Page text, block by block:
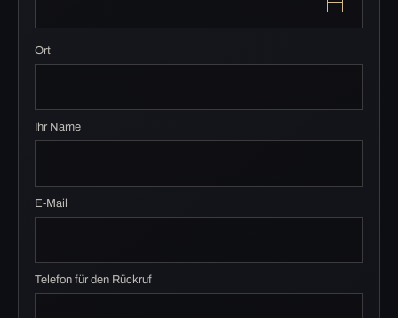
Ort
Ihr Name
E-Mail
Telefon für den Rückruf